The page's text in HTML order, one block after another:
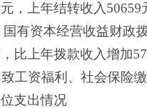
元，上年结转收入
国有资本经营收益财政
比上年拨款收入增加
工资福利、社会保险
支出情况